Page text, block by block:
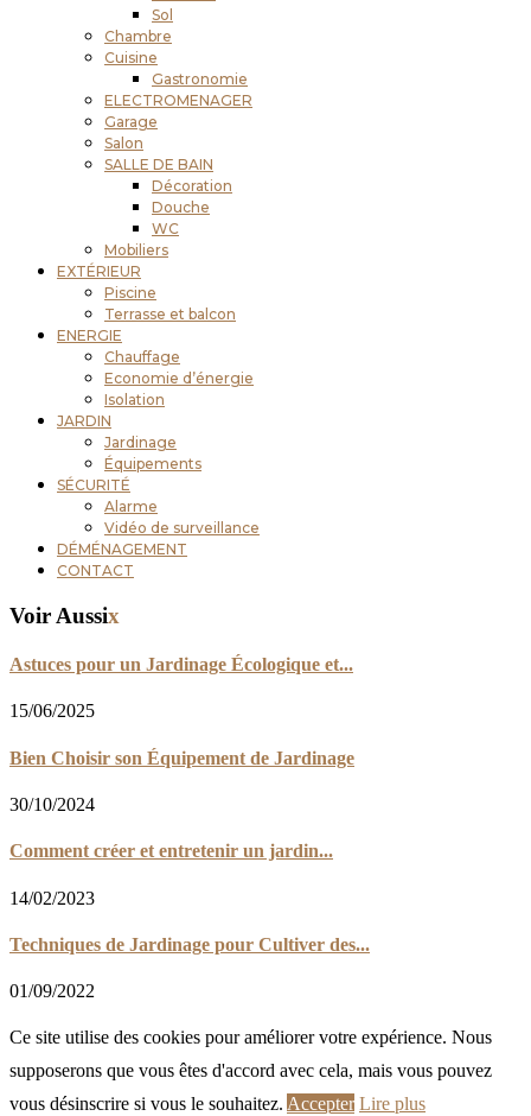
Sol
Chambre
Cuisine
Gastronomie
ELECTROMENAGER
Garage
Salon
SALLE DE BAIN
Décoration
Douche
WC
Mobiliers
EXTÉRIEUR
Piscine
Terrasse et balcon
ENERGIE
Chauffage
Economie d’énergie
Isolation
JARDIN
Jardinage
Équipements
SÉCURITÉ
Alarme
Vidéo de surveillance
DÉMÉNAGEMENT
CONTACT
Voir Aussix
Astuces pour un Jardinage Écologique et...
15/06/2025
Bien Choisir son Équipement de Jardinage
30/10/2024
Comment créer et entretenir un jardin...
14/02/2023
Techniques de Jardinage pour Cultiver des...
01/09/2022
Ce site utilise des cookies pour améliorer votre expérience. Nous
supposerons que vous êtes d'accord avec cela, mais vous pouvez
vous désinscrire si vous le souhaitez. Accepter Lire plus